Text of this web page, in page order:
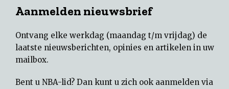
Aanmelden nieuwsbrief
Ontvang elke werkdag (maandag t/m vrijdag) de
laatste nieuwsberichten, opinies en artikelen in uw
mailbox.
Bent u NBA-lid? Dan kunt u zich ook aanmelden via